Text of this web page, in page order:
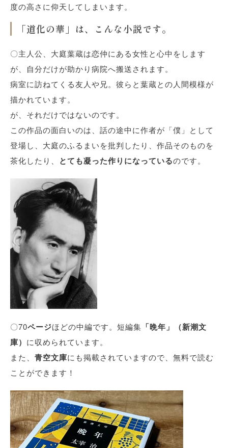
度の高さに仰天してしまいます。
「道化の華」は、こんな小説です。
〇主人公、大庭葉蔵は恋仲にある女性と心中をします
が、自分だけが助かり病院へ搬送されます。
病室に訪ねてくる友人や兄。彼らと葉蔵との人間模様が
描かれています。
が、それだけではないのです。
この作品の面白いのは、話の途中に作者が「僕」として
登場し、大庭のふるまいを批判したり、作品そのものを
茶化したり、 とても凝った作りになっているのです。
〇70ページほどの中編です。短編集 「晩年」（新潮文
庫） に収められています。
また、 青空文庫にも掲載されていますので、無料で読む
ことができます！